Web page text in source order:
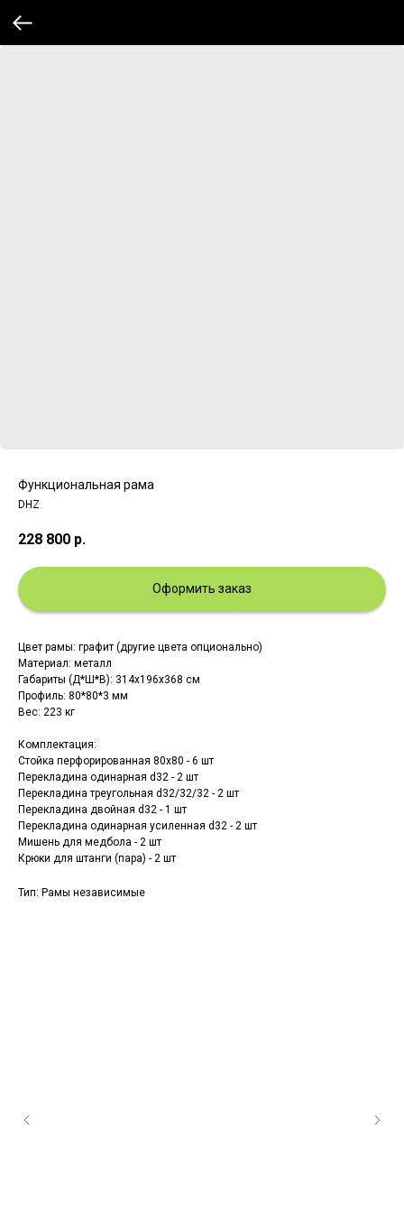
Функциональная рама
DHZ
228 800 р.
Оформить заказ
Цвет рамы: графит (другие цвета опционально)
Материал: металл
Габариты (Д*Ш*В): 314х196х368 см
Профиль: 80*80*3 мм
Вес: 223 кг
Комплектация:
Стойка перфорированная 80х80 - 6 шт
Перекладина одинарная d32 - 2 шт
Перекладина треугольная d32/32/32 - 2 шт
Перекладина двойная d32 - 1 шт
Перекладина одинарная усиленная d32 - 2 шт
Мишень для медбола - 2 шт
Крюки для штанги (пара) - 2 шт
Тип: Рамы независимые